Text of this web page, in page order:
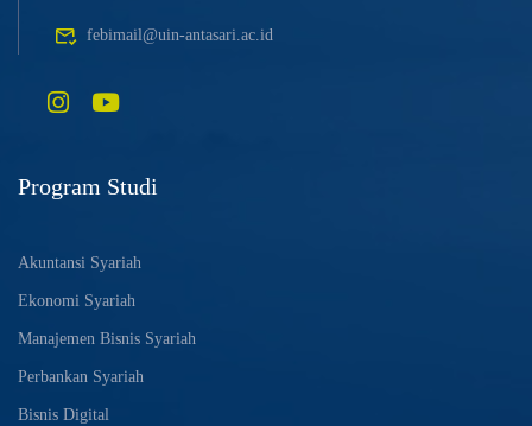
febimail@uin-antasari.ac.id
Program Studi
Akuntansi Syariah
Ekonomi Syariah
Manajemen Bisnis Syariah
Perbankan Syariah
Bisnis Digital